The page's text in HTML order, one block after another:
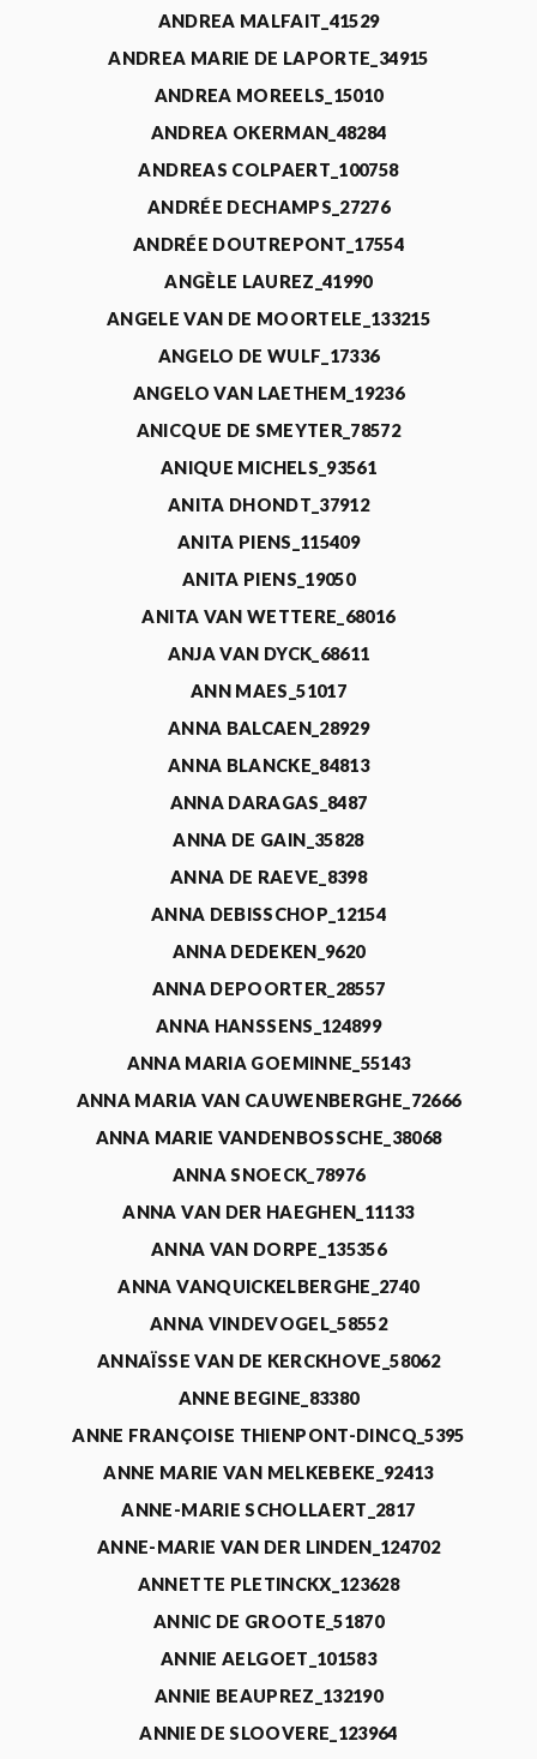
ANDREA MALFAIT_41529
ANDREA MARIE DE LAPORTE_34915
ANDREA MOREELS_15010
ANDREA OKERMAN_48284
ANDREAS COLPAERT_100758
ANDRÉE DECHAMPS_27276
ANDRÉE DOUTREPONT_17554
ANGÈLE LAUREZ_41990
ANGELE VAN DE MOORTELE_133215
ANGELO DE WULF_17336
ANGELO VAN LAETHEM_19236
ANICQUE DE SMEYTER_78572
ANIQUE MICHELS_93561
ANITA DHONDT_37912
ANITA PIENS_115409
ANITA PIENS_19050
ANITA VAN WETTERE_68016
ANJA VAN DYCK_68611
ANN MAES_51017
ANNA BALCAEN_28929
ANNA BLANCKE_84813
ANNA DARAGAS_8487
ANNA DE GAIN_35828
ANNA DE RAEVE_8398
ANNA DEBISSCHOP_12154
ANNA DEDEKEN_9620
ANNA DEPOORTER_28557
ANNA HANSSENS_124899
ANNA MARIA GOEMINNE_55143
ANNA MARIA VAN CAUWENBERGHE_72666
ANNA MARIE VANDENBOSSCHE_38068
ANNA SNOECK_78976
ANNA VAN DER HAEGHEN_11133
ANNA VAN DORPE_135356
ANNA VANQUICKELBERGHE_2740
ANNA VINDEVOGEL_58552
ANNAÏSSE VAN DE KERCKHOVE_58062
ANNE BEGINE_83380
ANNE FRANÇOISE THIENPONT-DINCQ_5395
ANNE MARIE VAN MELKEBEKE_92413
ANNE-MARIE SCHOLLAERT_2817
ANNE-MARIE VAN DER LINDEN_124702
ANNETTE PLETINCKX_123628
ANNIC DE GROOTE_51870
ANNIE AELGOET_101583
ANNIE BEAUPREZ_132190
ANNIE DE SLOOVERE_123964